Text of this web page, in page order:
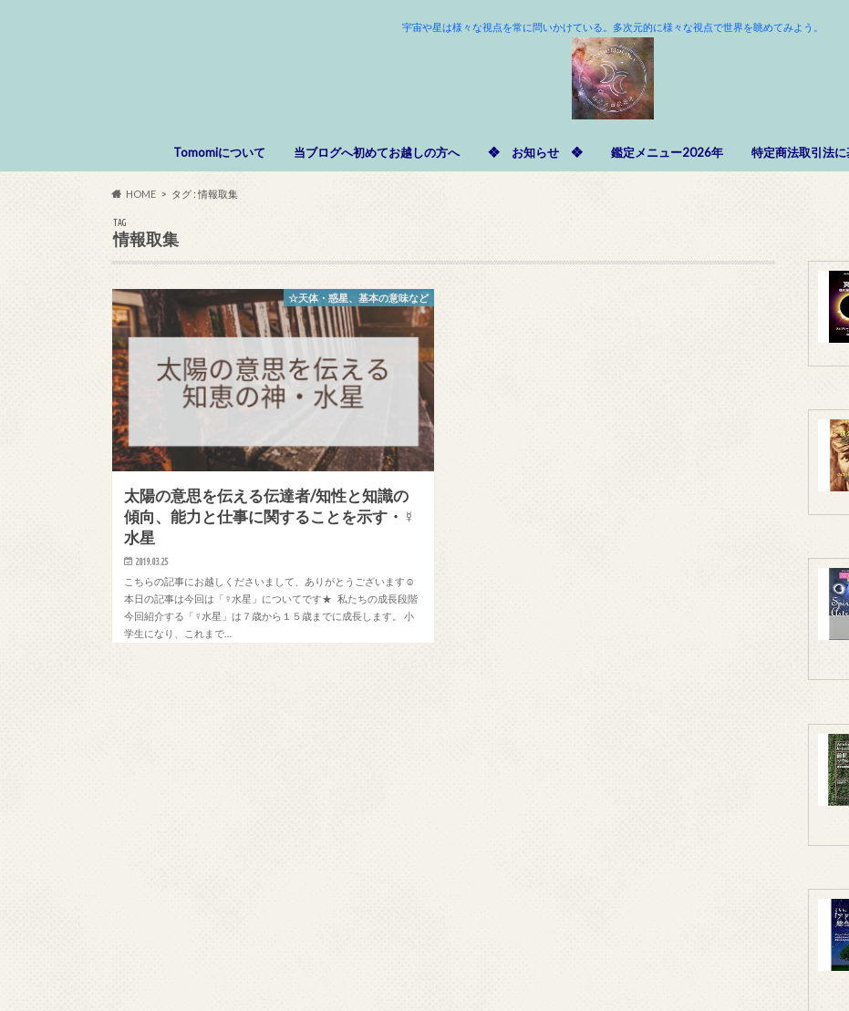
宇宙や星は様々な視点を常に問いかけている。多次元的に様々な視点で世界を眺めてみよう。
Tomomiについて 当ブログへ初めてお越しの方へ ❖ お知らせ ❖ 鑑定メニュー2026年 特定商法取引法
HOME タグ : 情報取集
TAG
情報取集
☆天体・惑星、基本の意味など
太陽の意思を伝える伝達者/知性と知識の
傾向、能力と仕事に関することを示す・☿
水星
2019.03.25
こちらの記事にお越しくださいまして、ありがとうございます☺
本日の記事は今回は「☿水星」についてです★ 私たちの成長段階
今回紹介する「☿水星」は７歳から１５歳までに成長します。 小
学生になり、これまで…